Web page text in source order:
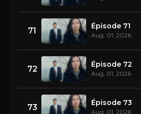
71 Épisode 71
Aug. 01, 2026
72 Épisode 72
Aug. 01, 2026
73 Épisode 73
Aug. 01, 2026